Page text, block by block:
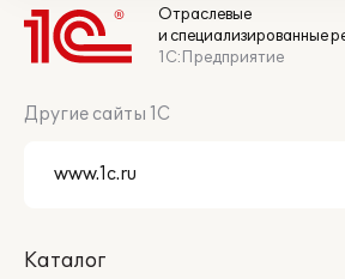
Отраслевые
и специализированные
1С:Предприятие
Другие сайты 1С
Каталог